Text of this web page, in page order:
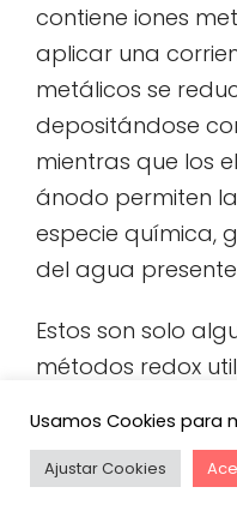
contiene iones
aplicar una
metálicos se
depositándose
mientras que los
ánodo permiten
especie química,
del agua
Estos son solo
métodos redox
estos procesos
para proteger y
Usamos Cookies para
Ajustar Cookies